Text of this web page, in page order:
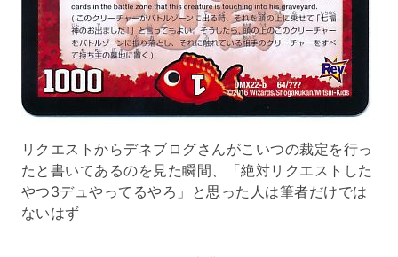
リクエストからデネブログさんがこいつの裁定を行っ
たと書いてあるのを見た瞬間、「絶対リクエストした
やつ3デュやってるやろ」と思った人は筆者だけでは
ないはず